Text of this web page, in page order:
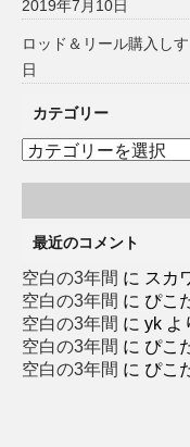
2019年7月10日
ロッド＆リール購入し
日
カテゴリー
カ
リ
ー最近のコメント
空白の3年間 に スカ
空白の3年間 に ぴこ
空白の3年間 に yk よ
空白の3年間 に ぴこ
空白の3年間 に ぴこ